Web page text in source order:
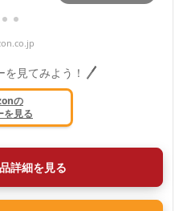
見てみよう！
の
を見る
詳細を見る